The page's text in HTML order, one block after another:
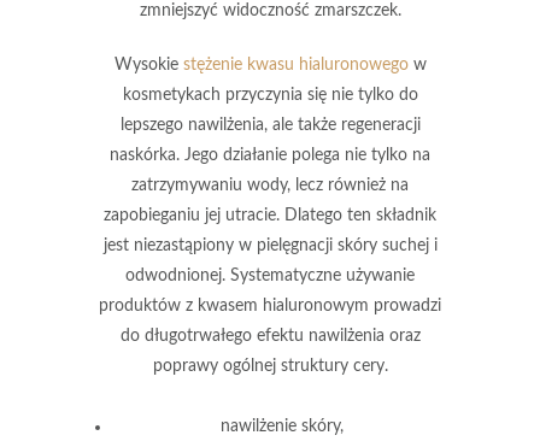
zmniejszyć widoczność zmarszczek.
Wysokie stężenie kwasu hialuronowegow
kosmetykach przyczynia się nie tylko do
lepszego nawilżenia, ale także regeneracji
naskórka. Jego działanie polega nie tylko na
zatrzymywaniu wody, lecz również na
zapobieganiu jej utracie. Dlatego ten składnik
jest niezastąpiony w pielęgnacji skóry suchej i
odwodnionej. Systematyczne używanie
produktów z kwasem hialuronowym prowadzi
do długotrwałego efektu nawilżenia oraz
poprawy ogólnej struktury cery.
nawilżenie skóry,